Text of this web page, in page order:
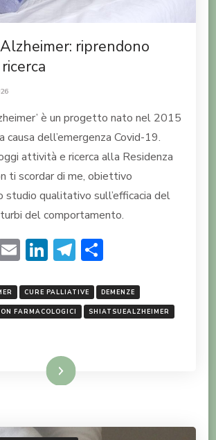
riprendono
è un progetto nato nel 2015
dell’emergenza Covid-19.
attività e ricerca alla Residenza
ti scordar di me, obiettivo
studio qualitativo sull’efficacia del
del comportamento.
EmailLinkedIn
Telegram
CURE PALLIATIVE DEMENZE
FARMACOLOGICI SHIATSUEALZHEIMER
LEGGI TUTTO